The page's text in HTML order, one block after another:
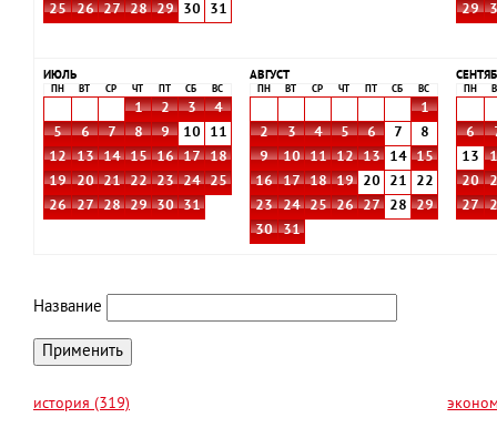
25
26 27 28 29 30 31
29
ИЮЛЬ
ПН ВТ СР ЧТ СБ ВС
1 2 3
4
5
6 7 8 9 10
11
12
13 14 15 16 17
18
19
20 21 22 23 24
25
26
27 28 29 30 31
АВГУСТ
ПН ВТ СР ЧТ СБ ВС
1
2
3 4 5 6 7
8
9
10 11 12 13 14
15
16
17 18 19 20 21
22
23
24 25 26 27 28
29
30
31
ПН
6
13
20
27
Название
история (319)